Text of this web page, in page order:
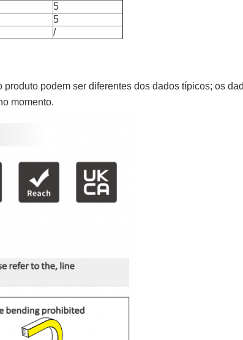
5
5
/
podem ser diferentes dos dados típicos; os
momento.